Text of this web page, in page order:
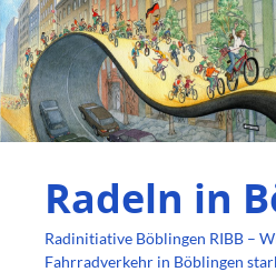
Radeln in
Radinitiative Böblingen RIBB –
Fahrradverkehr in Böblingen